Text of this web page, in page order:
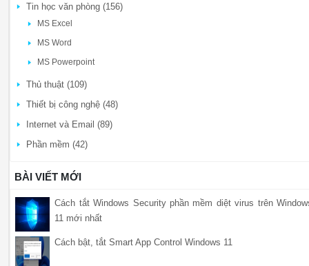
Tin học văn phòng (156)
MS Excel
MS Word
MS Powerpoint
Thủ thuật (109)
Thiết bị công nghệ (48)
Internet và Email (89)
Phần mềm (42)
BÀI VIẾT MỚI
Cách tắt Windows Security phần mềm diệt virus trên
11 mới nhất
Cách bật, tắt Smart App Control Windows 11